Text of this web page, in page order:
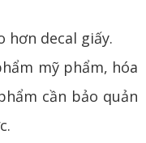
hơn decal giấy.
mỹ phẩm, hóa
cần bảo quản